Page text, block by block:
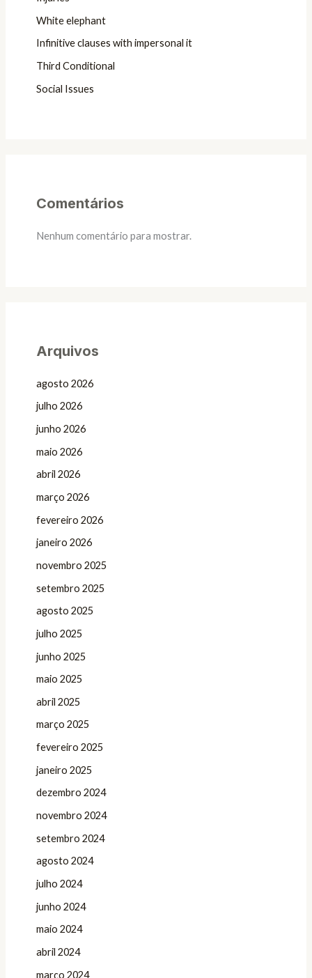
White elephant
Infinitive clauses with impersonal it
Third Conditional
Social Issues
Comentários
Nenhum comentário para mostrar.
Arquivos
agosto 2026
julho 2026
junho 2026
maio 2026
abril 2026
março 2026
fevereiro 2026
janeiro 2026
novembro 2025
setembro 2025
agosto 2025
julho 2025
junho 2025
maio 2025
abril 2025
março 2025
fevereiro 2025
janeiro 2025
dezembro 2024
novembro 2024
setembro 2024
agosto 2024
julho 2024
junho 2024
maio 2024
abril 2024
março 2024